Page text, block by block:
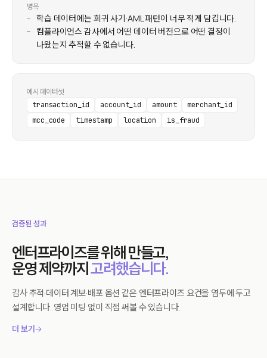
병목
학습 데이터에는 희귀 사기·AML 패턴이 너무 적게 담깁니다.
컴플라이언스 감사에서 어떤 데이터 버전으로 어떤 결정이
나왔는지 추적할 수 없습니다.
예시 데이터셋
transaction_id account_id amount
merchant_id
mcc_code
timestamp location is_fraud
검증된 성과
엔터프라이즈를 위해 만들고,
운영 제약까지고려했습니다.
감사 추적·데이터 계보·배포 옵션 같은 엔터프라이즈 요건을 염두에 두고
설계합니다. 영업 미팅 없이 직접 써볼 수 있습니다.
더 보기→